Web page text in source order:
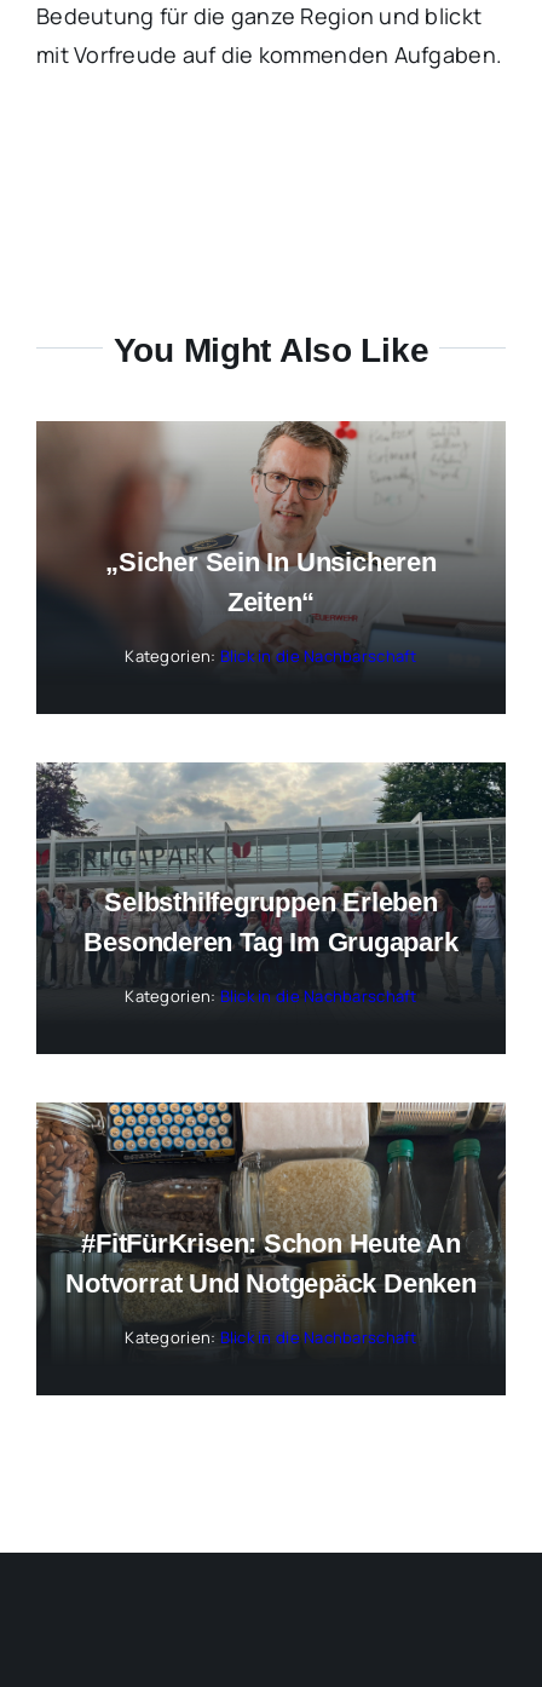
Bedeutung für die ganze Region und blickt
mit Vorfreude auf die kommenden Aufgaben.
You Might Also Like
„Sicher Sein In Unsicheren
Zeiten“
Kategorien: Blick in die Nachbarschaft
Selbsthilfegruppen Erleben
Besonderen Tag Im Grugapark
Kategorien: Blick in die Nachbarschaft
#FitFürKrisen: Schon Heute An
Notvorrat Und Notgepäck Denken
Kategorien: Blick in die Nachbarschaft